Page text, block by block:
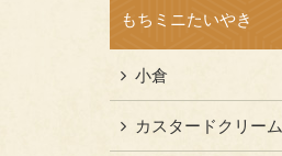
もちミニたいやき
小倉
カスタードクリーム